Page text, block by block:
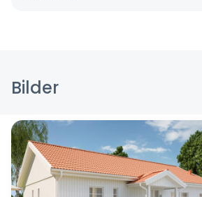
Bilder